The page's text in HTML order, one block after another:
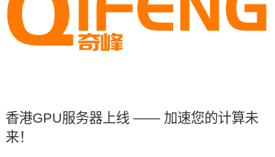
香港GPU服务器上线 —— 加速您的计算未
来！